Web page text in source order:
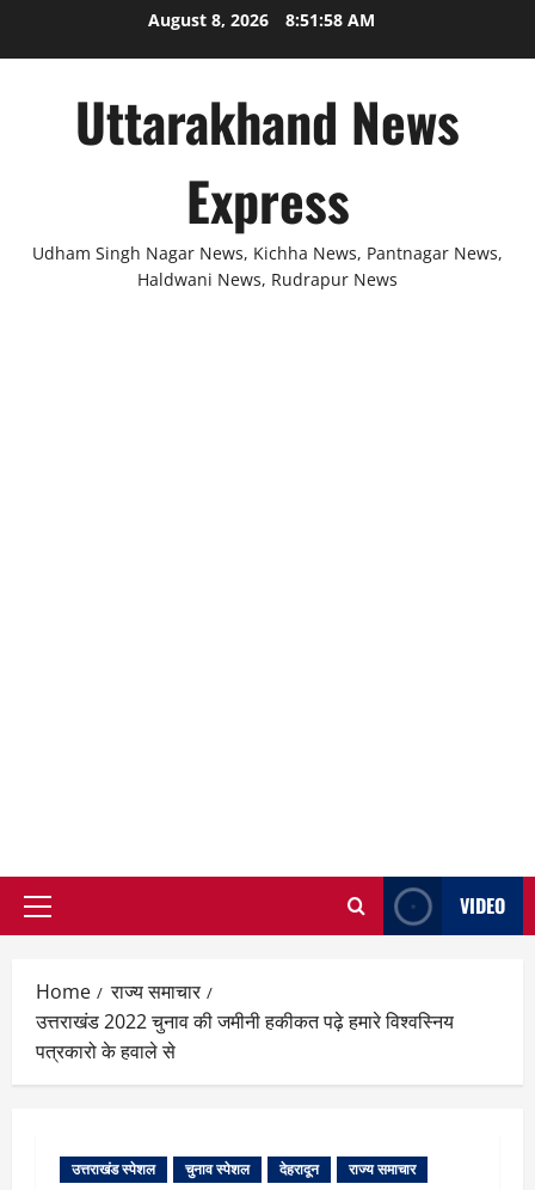
August 8, 2026 8:51:59 AM
Uttarakhand News
Express
Udham Singh Nagar News, Kichha News, Pantnagar News,
Haldwani News, Rudrapur News
Primary
VIDEO
Home
राज्य समाचार
उत्तराखंड 2022 चुनाव की जमीनी हकीकत पढ़े हमारे विश्वस्निय
पत्रकारो के हवाले से
उत्तराखंड स्पेशल चुनाव स्पेशल देहरादून राज्य समाचार